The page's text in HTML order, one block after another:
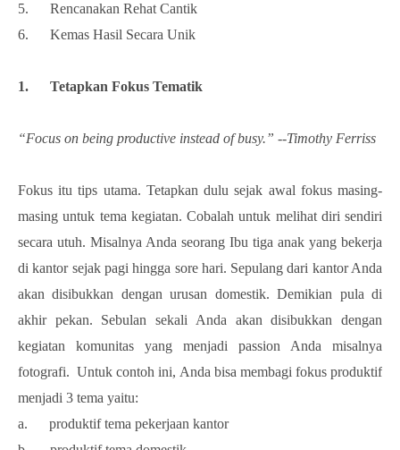
5. Rencanakan Rehat Cantik
6. Kemas Hasil Secara Unik
1. Tetapkan Fokus Tematik
“Focus on being productive instead of busy.” --Timothy Ferriss
Fokus itu tips utama. Tetapkan dulu sejak awal fokus masing-
masing untuk tema kegiatan. Cobalah untuk melihat diri sendiri
secara utuh. Misalnya Anda seorang Ibu tiga anak yang bekerja
di kantor sejak pagi hingga sore hari. Sepulang dari kantor Anda
akan disibukkan dengan urusan domestik. Demikian pula di
akhir pekan. Sebulan sekali Anda akan disibukkan dengan
kegiatan komunitas yang menjadi passion Anda misalnya
fotografi. Untuk contoh ini, Anda bisa membagi fokus produktif
menjadi 3 tema yaitu:
a. produktif tema pekerjaan kantor